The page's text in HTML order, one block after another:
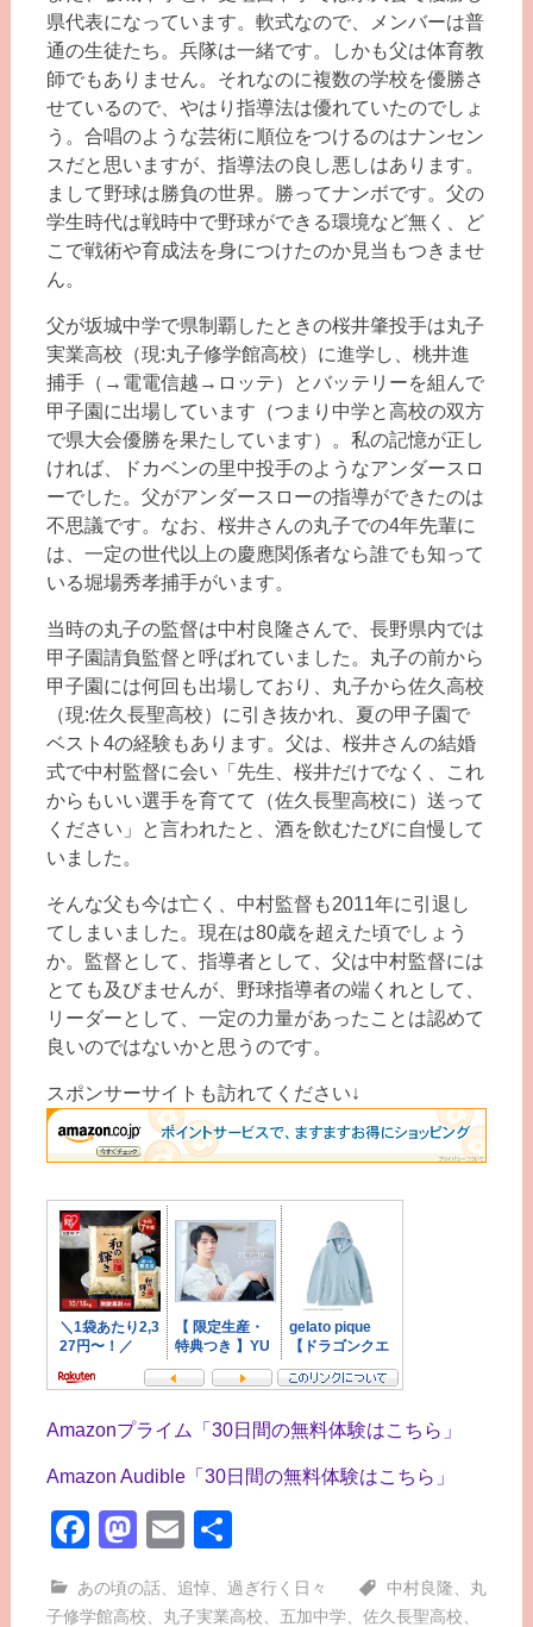
県代表になっています。軟式なので、メンバーは普
通の生徒たち。兵隊は一緒です。しかも父は体育教
師でもありません。それなのに複数の学校を優勝さ
せているので、やはり指導法は優れていたのでしょ
う。合唱のような芸術に順位をつけるのはナンセン
スだと思いますが、指導法の良し悪しはあります。
まして野球は勝負の世界。勝ってナンボです。父の
学生時代は戦時中で野球ができる環境など無く、ど
こで戦術や育成法を身につけたのか見当もつきませ
ん。
父が坂城中学で県制覇したときの桜井肇投手は丸子
実業高校（現:丸子修学館高校）に進学し、桃井進
捕手（→電電信越→ロッテ）とバッテリーを組んで
甲子園に出場しています（つまり中学と高校の双方
で県大会優勝を果たしています）。私の記憶が正し
ければ、ドカベンの里中投手のようなアンダースロ
ーでした。父がアンダースローの指導ができたのは
不思議です。なお、桜井さんの丸子での4年先輩に
は、一定の世代以上の慶應関係者なら誰でも知って
いる堀場秀孝捕手がいます。
当時の丸子の監督は中村良隆さんで、長野県内では
甲子園請負監督と呼ばれていました。丸子の前から
甲子園には何回も出場しており、丸子から佐久高校
（現:佐久長聖高校）に引き抜かれ、夏の甲子園で
ベスト4の経験もあります。父は、桜井さんの結婚
式で中村監督に会い「先生、桜井だけでなく、これ
からもいい選手を育てて（佐久長聖高校に）送って
ください」と言われたと、酒を飲むたびに自慢して
いました。
そんな父も今は亡く、中村監督も2011年に引退し
てしまいました。現在は80歳を超えた頃でしょう
か。監督として、指導者として、父は中村監督には
とても及びませんが、野球指導者の端くれとして、
リーダーとして、一定の力量があったことは認めて
良いのではないかと思うのです。
スポンサーサイトも訪れてください↓
Amazonプライム「30日間の無料体験はこちら」
Amazon Audible「30日間の無料体験はこちら」
Facebook
Mastodon
Email
共
あの頃の話、 追悼、 過ぎ行く日々 中村良隆
丸
子修学館高校
丸子実業高校 五加中学 佐久長聖高校